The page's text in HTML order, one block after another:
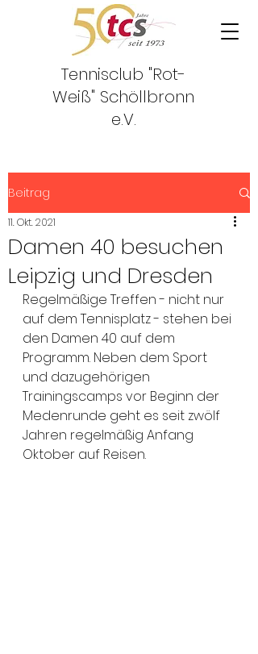
Tennisclub "Rot-
Weiß" Schöllbronn
e.V.
Beitrag
Damen 40 besuchen
Leipzig und Dresden
11. Okt. 2021
Regelmäßige Treffen - nicht nur
auf dem Tennisplatz - stehen bei
den Damen 40 auf dem
Programm. Neben dem Sport
und dazugehörigen
Trainingscamps vor Beginn der
Medenrunde geht es seit zwölf
Jahren regelmäßig Anfang
Oktober auf Reisen.